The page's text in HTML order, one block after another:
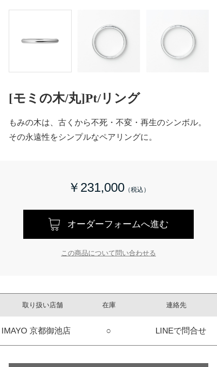
[モミの木/丸]Pt/リング
もみの木は、古くから不死・不変・再生のシンボル。
その永遠性をシンプルなペアリングに。
￥231,000
オーダーフォームへ進む
この商品について問い合わせる
取り扱い店舗 在庫 連絡先
IMAYO 京都御池店 ○ LINEで問合せ